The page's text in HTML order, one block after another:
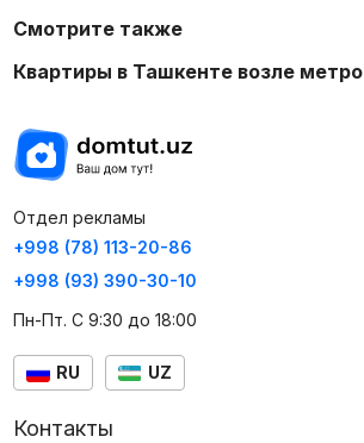
Смотрите также
Квартиры в Ташкенте возле метро
Отдел рекламы
+998 (78) 113-20-86
+998 (93) 390-30-10
Пн-Пт. С 9:30 до 18:00
RU UZ
Контакты